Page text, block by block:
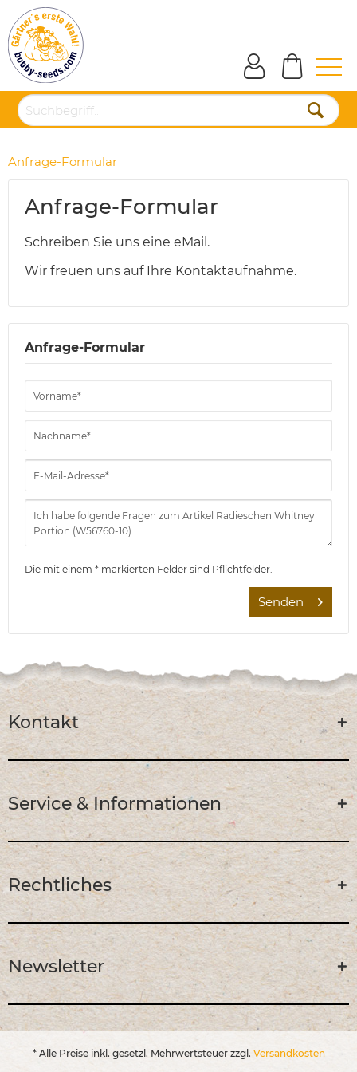
Anfrage-Formular
Anfrage-Formular
Schreiben Sie uns eine eMail.
Wir freuen uns auf Ihre Kontaktaufnahme.
Anfrage-Formular
Die mit einem * markierten Felder sind Pflichtfelder.
Senden
Kontakt
Service & Informationen
Rechtliches
Newsletter
* Alle Preise inkl. gesetzl. Mehrwertsteuer zzgl. Versandkosten